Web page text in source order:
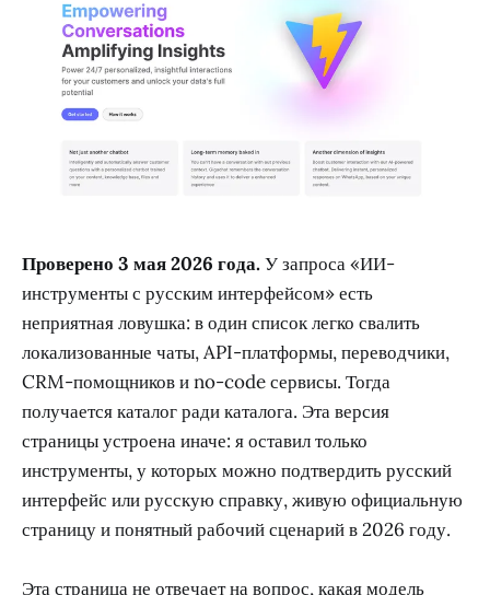
Проверено 3 мая 2026 года.У запроса «ИИ-
инструменты с русским интерфейсом» есть
неприятная ловушка: в один список легко свалить
локализованные чаты, API-платформы, переводчики,
CRM-помощников и no-code сервисы. Тогда
получается каталог ради каталога. Эта версия
страницы устроена иначе: я оставил только
инструменты, у которых можно подтвердить русский
интерфейс или русскую справку, живую официальную
страницу и понятный рабочий сценарий в 2026 году.
Эта страница не отвечает на вопрос, какая модель